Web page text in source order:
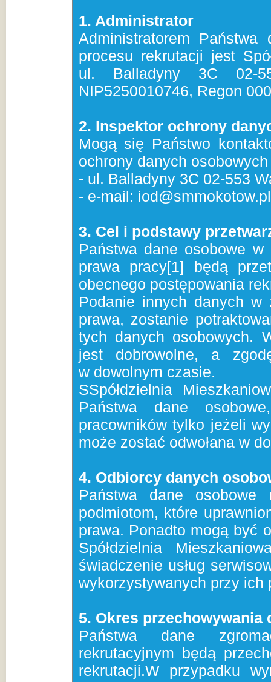
1. Administrator
Administratorem
procesu rekrutacji jest
ul. Balladyny 3C 02-
NIP5250010746, Regon
2. Inspektor ochrony
Mogą się Państwo
ochrony danych
- ul. Balladyny 3C 02-553
- e-mail: iod@smmokotow.pl
3. Cel i podstawy
Państwa dane osobowe
prawa pracy[1] będą
obecnego postępowania
Podanie innych danych w
prawa, zostanie
tych danych osobowych.
jest dobrowolne, a
w dowolnym czasie.
SSpółdzielnia
Państwa dane
pracowników tylko jeżeli
może zostać odwołana w
4. Odbiorcy danych
Państwa dane osobowe
podmiotom, które
prawa. Ponadto mogą być
Spółdzielnia
świadczenie usług
wykorzystywanych przy ich
5. Okres przechowywania
Państwa dane
rekrutacyjnym będą
rekrutacji.W przypadku